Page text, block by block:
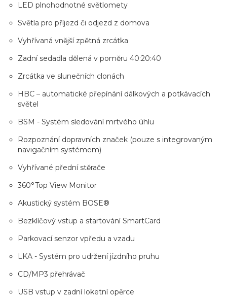
LED plnohodnotné světlomety
Světla pro příjezd či odjezd z domova
Vyhřívaná vnější zpětná zrcátka
Zadní sedadla dělená v poměru 40:20:40
Zrcátka ve slunečních clonách
HBC – automatické přepínání dálkových a potkávacích
světel
BSM - Systém sledování mrtvého úhlu
Rozpoznání dopravních značek (pouze s integrovaným
navigačním systémem)
Vyhřívané přední stěrače
360°Top View Monitor
Akustický systém BOSE®
Bezklíčový vstup a startování SmartCard
Parkovací senzor vpředu a vzadu
LKA - Systém pro udržení jízdního pruhu
CD/MP3 přehrávač
USB vstup v zadní loketní opěrce